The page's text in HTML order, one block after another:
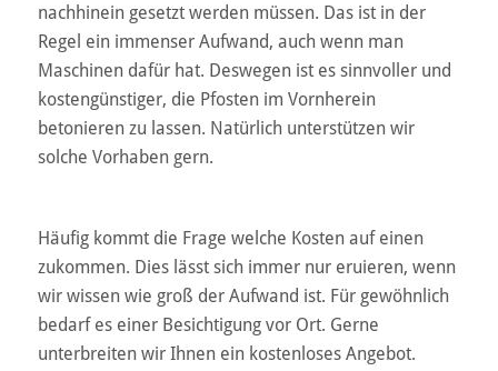
nachhinein gesetzt werden müssen. Das ist in der
Regel ein immenser Aufwand, auch wenn man
Maschinen dafür hat. Deswegen ist es sinnvoller und
kostengünstiger, die Pfosten im Vornherein
betonieren zu lassen. Natürlich unterstützen wir
solche Vorhaben gern.
Häufig kommt die Frage welche Kosten auf einen
zukommen. Dies lässt sich immer nur eruieren, wenn
wir wissen wie groß der Aufwand ist. Für gewöhnlich
bedarf es einer Besichtigung vor Ort. Gerne
unterbreiten wir Ihnen ein kostenloses Angebot.